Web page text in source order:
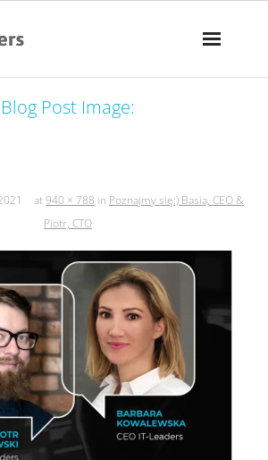
Blog Post Image:
at940 × 788 in Poznajmy się:) Basia, CEO &
Piotr, CTO